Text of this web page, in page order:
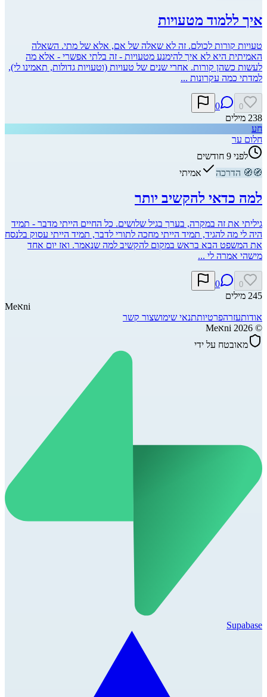
איך ללמוד מטעויות
טעויות קורות לכולם. זה לא שאלה של אם, אלא של מתי. השאלה
האמיתית היא לא איך להימנע מטעויות - זה בלתי אפשרי - אלא מה
לעשות כשהן קורות. אחרי שנים של טעויות (וטעויות גדולות, תאמינו לי),
למדתי כמה עקרונות ...
0
0
238 מילים
חע
חלום ער
לפני 9 חודשים
🧭
🧭 הדרכה אמיתי
למה כדאי להקשיב יותר
גיליתי את זה במקרה, בערך בגיל שלושים. כל החיים הייתי מדבר - תמיד
היה לי מה להגיד, תמיד הייתי מחכה לתורי לדבר, תמיד הייתי עסוק בלנסח
את המשפט הבא בראש במקום להקשיב למה שנאמר. ואז יום אחד
מישהי אמרה לי ...
0
0
245 מילים
Meאni
אודותעזרהפרטיותתנאי שימושצור קשר
©
2026 Meאni
מאובטח על ידי
Supabase